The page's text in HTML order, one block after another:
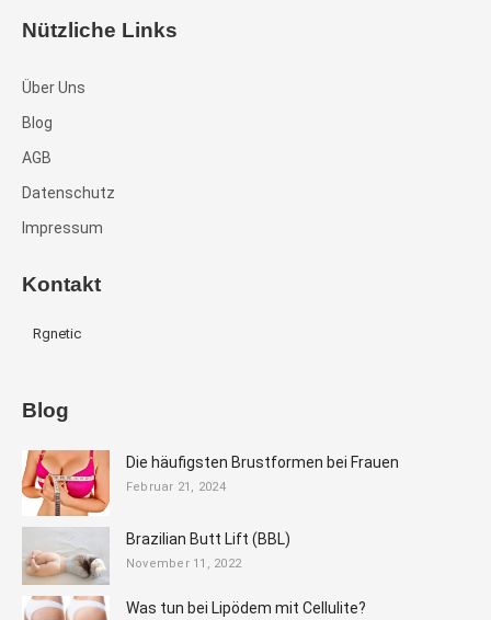
Nützliche Links
Über Uns
Blog
AGB
Datenschutz
Impressum
Kontakt
Rgnetic
Blog
Die häufigsten Brustformen bei Frauen
Februar 21, 2024
Brazilian Butt Lift (BBL)
November 11, 2022
Was tun bei Lipödem mit Cellulite?